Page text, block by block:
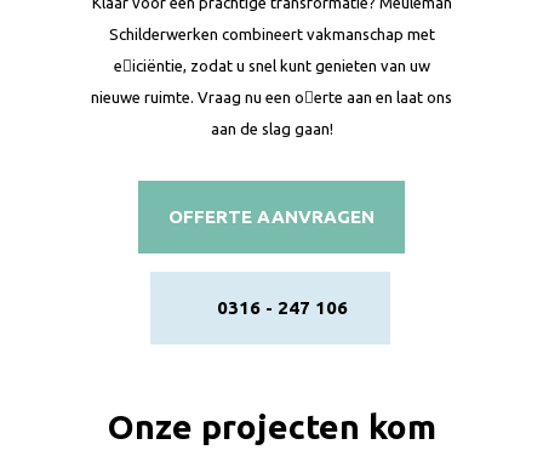
Schilderwerken combineert vakmanschap met
e􀆯iciëntie, zodat u snel kunt genieten van uw
nieuwe ruimte. Vraag nu een o􀆯erte aan en laat ons
aan de slag gaan!
OFFERTE AANVRAGEN
0316 - 247 106
Onze projecten kom